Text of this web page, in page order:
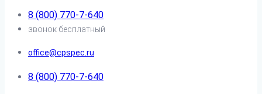
8 (800) 770-7-640
звонок бесплатный
office@cpspec.ru
8 (800) 770-7-640